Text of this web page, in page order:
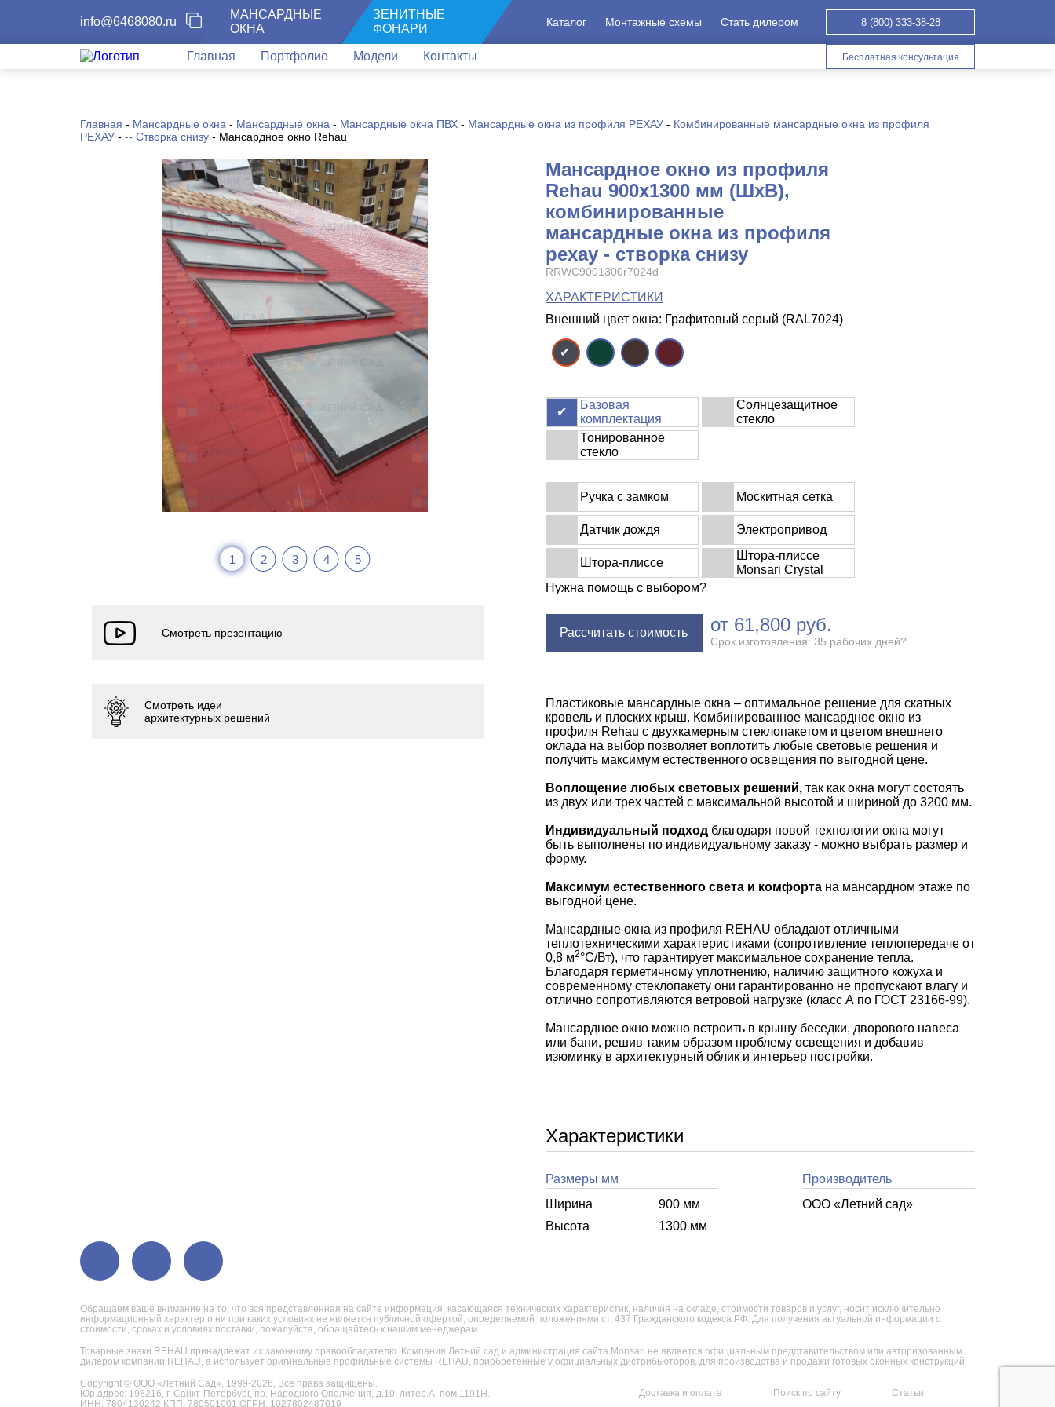
info@6468080.ru
МАНСАРДНЫЕ
ОКНА
ЗЕНИТНЫЕ
ФОНАРИ
Каталог Монтажные схемы Стать дилером 8 (800) 333-38-28
Главная Портфолио Модели Контакты Бесплатная консультация
Главная - Мансардные окна - Мансардные окна - Мансардные окна ПВХ - Мансардные окна из профиля РЕХАУ - Комбинированные мансардные окна из профиля
РЕХАУ - -- Створка снизу - Мансардное окно Rehau
1 2 3 4 5
Мансардное окно из профиля
Rehau 900x1300 мм (ШхВ),
комбинированные
мансардные окна из профиля
рехау - створка снизу
RRWC9001300r7024d
ХАРАКТЕРИСТИКИ
Внешний цвет окна: Графитовый серый (RAL7024)
Базовая
комплектация
Солнцезащитное
стекло
Тонированное
стекло
Ручка с замком Москитная сетка
Датчик дождя Электропривод
Штора-плиссе
Штора-плиссе
Monsari Crystal
Нужна помощь с выбором?
Рассчитать стоимость от 61,800 руб.
Срок изготовления: 35 рабочих дней?
Пластиковые мансардные окна – оптимальное решение для скатных
кровель и плоских крыш. Комбинированное мансардное окно из
профиля Rehau с двухкамерным стеклопакетом и цветом внешнего
оклада на выбор позволяет воплотить любые световые решения и
получить максимум естественного освещения по выгодной цене.
Воплощение любых световых решений,так как окна могут состоять
из двух или трех частей с максимальной высотой и шириной до 3200 мм.
Индивидуальный подходблагодаря новой технологии окна могут
быть выполнены по индивидуальному заказу - можно выбрать размер и
форму.
Максимум естественного света и комфортана мансардном этаже по
выгодной цене.
Мансардные окна из профиля REHAU обладают отличными
теплотехническими характеристиками (сопротивление теплопередаче от
0,8 м2°С/Вт), что гарантирует максимальное сохранение тепла.
Благодаря герметичному уплотнению, наличию защитного кожуха и
современному стеклопакету они гарантированно не пропускают влагу и
отлично сопротивляются ветровой нагрузке (класс А по ГОСТ 23166-99).
Мансардное окно можно встроить в крышу беседки, дворового навеса
или бани, решив таким образом проблему освещения и добавив
изюминку в архитектурный облик и интерьер постройки.
Характеристики
Размеры мм
Ширина
900 мм
Высота
1300 мм
Производитель
ООО «Летний cад»
Обращаем ваше внимание на то, что вся представленная на сайте информация, касающаяся технических характеристик, наличия на складе, стоимости товаров и услуг, носит исключительно
информационный характер и ни при каких условиях не является публичной офертой, определяемой положениями ст. 437 Гражданского кодекса РФ. Для получения актуальной информации о
стоимости, сроках и условиях поставки, пожалуйста, обращайтесь к нашим менеджерам.
Товарные знаки REHAU принадлежат их законному правообладателю. Компания Летний сад и администрация сайта Monsari не является официальным представительством или авторизованным
дилером компании REHAU, а использует оригинальные профильные системы REHAU, приобретенные у официальных дистрибьюторов, для производства и продажи готовых оконных конструкций.
Copyright © ООО «Летний Сад», 1999-2026, Все права защищены.
Юр.адрес: 198216, г. Санкт-Петербург, пр. Народного Ополчения, д.10, литер.А, пом.1191Н.
ИНН: 7804130242 КПП: 780501001 ОГРН: 1027802487019
Доставка и оплата Поиск по сайту Статьи